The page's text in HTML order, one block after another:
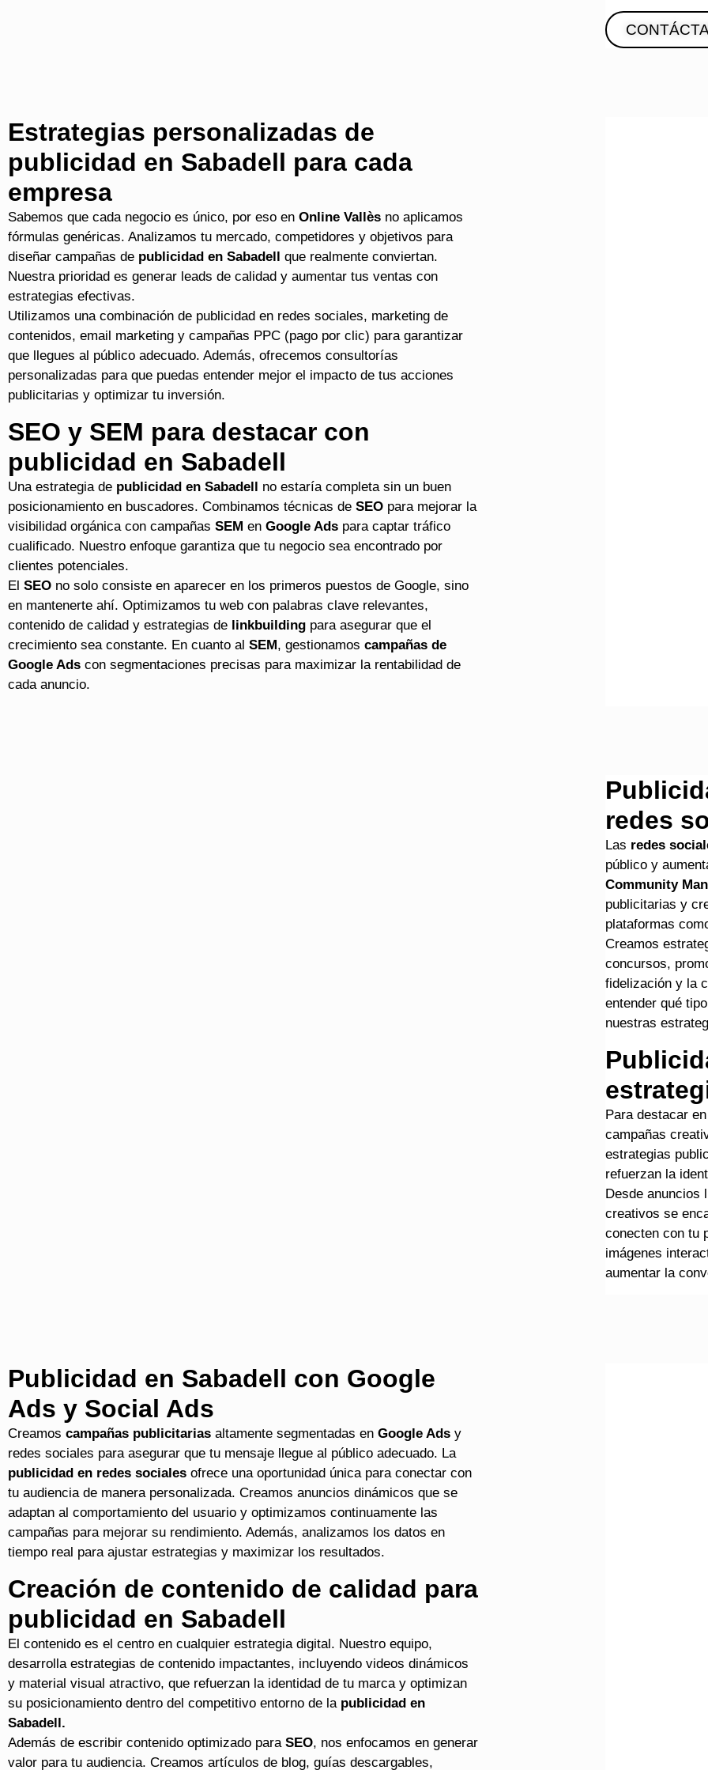
Estrategias personalizadas de
publicidad en Sabadell para cada
empresa
Sabemos que cada negocio es único, por eso en Online Vallès no aplicamos
fórmulas genéricas. Analizamos tu mercado, competidores y objetivos para
diseñar campañas de publicidad en Sabadell que realmente conviertan.
Nuestra prioridad es generar leads de calidad y aumentar tus ventas con
estrategias efectivas.
Utilizamos una combinación de publicidad en redes sociales, marketing de
contenidos, email marketing y campañas PPC (pago por clic) para garantizar
que llegues al público adecuado. Además, ofrecemos consultorías
personalizadas para que puedas entender mejor el impacto de tus acciones
publicitarias y optimizar tu inversión.
SEO y SEM para destacar con
publicidad en Sabadell
Una estrategia de publicidad en Sabadell no estaría completa sin un buen
posicionamiento en buscadores. Combinamos técnicas de SEO para mejorar la
visibilidad orgánica con campañas SEM en Google Ads para captar tráfico
cualificado. Nuestro enfoque garantiza que tu negocio sea encontrado por
clientes potenciales.
El SEO no solo consiste en aparecer en los primeros puestos de Google, sino
en mantenerte ahí. Optimizamos tu web con palabras clave relevantes,
contenido de calidad y estrategias de linkbuilding para asegurar que el
crecimiento sea constante. En cuanto al SEM, gestionamos campañas de
Google Ads con segmentaciones precisas para maximizar la rentabilidad de
cada anuncio.
redes
Las redes
público y
Community
publicitarias y
plataformas
Creamos
concursos,
fidelización y la
entender qué
nuestras
Para destacar
campañas
estrategias
refuerzan la
Desde anuncios
creativos se
conecten con tu
imágenes
aumentar la
Publicidad en Sabadell con Google
Ads y Social Ads
Creamos campañas publicitarias altamente segmentadas en Google Ads y
redes sociales para asegurar que tu mensaje llegue al público adecuado. La
publicidad en redes sociales ofrece una oportunidad única para conectar con
tu audiencia de manera personalizada. Creamos anuncios dinámicos que se
adaptan al comportamiento del usuario y optimizamos continuamente las
campañas para mejorar su rendimiento. Además, analizamos los datos en
tiempo real para ajustar estrategias y maximizar los resultados.
Creación de contenido de calidad para
publicidad en Sabadell
El contenido es el centro en cualquier estrategia digital. Nuestro equipo,
desarrolla estrategias de contenido impactantes, incluyendo videos dinámicos
y material visual atractivo, que refuerzan la identidad de tu marca y optimizan
su posicionamiento dentro del competitivo entorno de la publicidad en
Sabadell.
Además de escribir contenido optimizado para SEO, nos enfocamos en generar
valor para tu audiencia. Creamos artículos de blog, guías descargables,